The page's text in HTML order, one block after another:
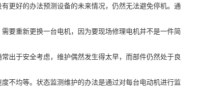
更好的办法预测设备的未来情况，仍然无法避免停机。通
要重新更换一台电机，因为要现场修理电机并不是一件简
出于安全考虑，维护偶然发生得太早，而部件仍然处于良
不均等。状态监测维护的办法是通过对每台电动机进行监